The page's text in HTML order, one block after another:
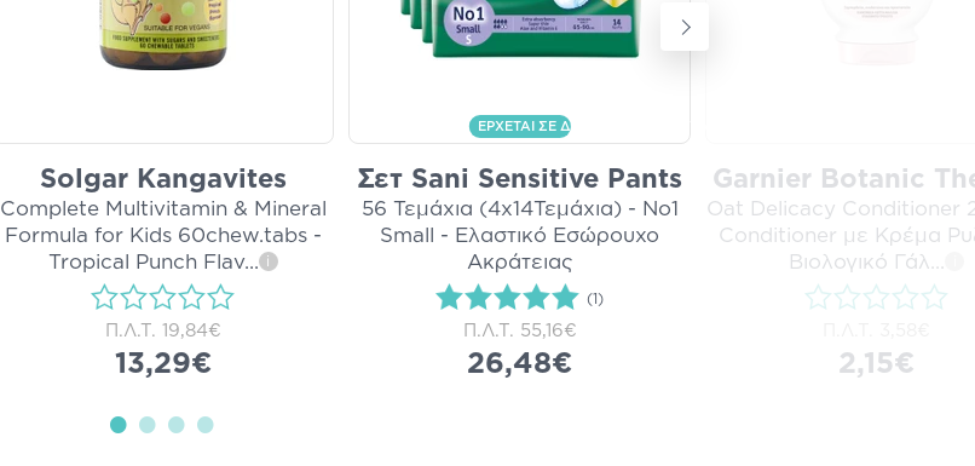
Solgar Kangavites
Complete Multivitamin & Mineral
Formula for Kids 60chew.tabs -
Tropical Punch Flav... i
Π.Λ.Τ. 19,84€
13,29€
ΕΡΧΕΤΑΙ ΣΕ ΔΙΑΚΡΙΤΙΚΗ ΣΥΣΚΕΥΑΣΙΑ
Σετ Sani Sensitive Pants
56 Τεμάχια (4x14Τεμάχια) - No1
Small - Ελαστικό Εσώρουχο
Ακράτειας
(1)
Π.Λ.Τ. 55,16€
26,48€
Garnier Botanic
Oat Delicacy Conditioner
Conditioner με Κρέμα
Βιολογικό Γάλ
2,15€